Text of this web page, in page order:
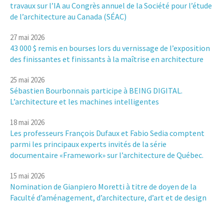
travaux sur l’IA au Congrès annuel de la Société pour l’étude
de l’architecture au Canada (SÉAC)
27 mai 2026
43 000 $ remis en bourses lors du vernissage de l’exposition
des finissantes et finissants à la maîtrise en architecture
25 mai 2026
Sébastien Bourbonnais participe à BEING DIGITAL.
L’architecture et les machines intelligentes
18 mai 2026
Les professeurs François Dufaux et Fabio Sedia comptent
parmi les principaux experts invités de la série
documentaire «Framework» sur l’architecture de Québec.
15 mai 2026
Nomination de Gianpiero Moretti à titre de doyen de la
Faculté d’aménagement, d’architecture, d’art et de design